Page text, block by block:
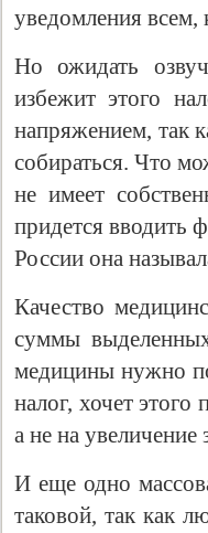
уведомления всем,
Но ожидать
избежит этого
напряжением, так
собираться. Что
не имеет
придется вводить
России она
Качество
суммы
медицины нужно
налог, хочет
а не на увеличение
И еще одно
таковой, так как